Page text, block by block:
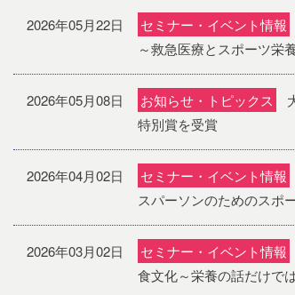
2026年05月22日 セミナー・イベント情報
～救急医療とスポーツ栄
2026年05月08日 お知らせ・トピックス
特別賞を受賞
2026年04月02日 セミナー・イベント情報
スパーソンのためのスポ
2026年03月02日 セミナー・イベント情報
食文化～栄養の話だけで